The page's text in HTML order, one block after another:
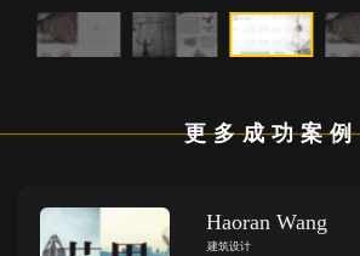
更多成功案例
Haoran Wang
建筑设计